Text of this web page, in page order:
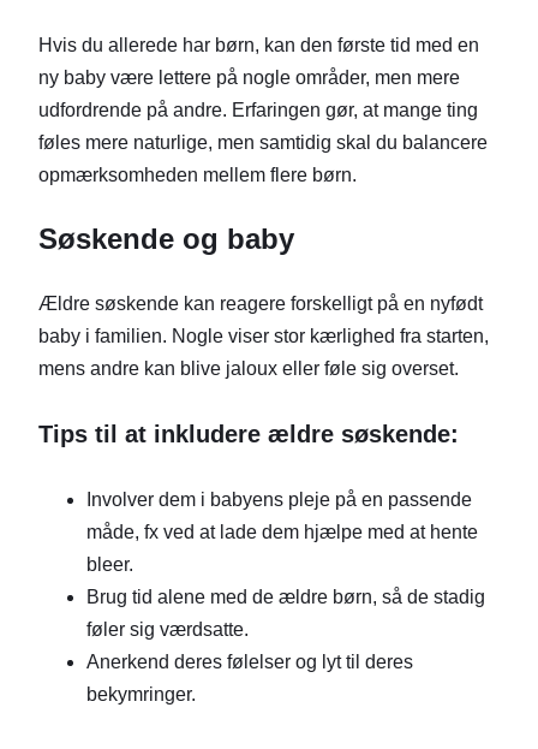
Hvis du allerede har børn, kan den første tid med en
ny baby være lettere på nogle områder, men mere
udfordrende på andre. Erfaringen gør, at mange ting
føles mere naturlige, men samtidig skal du balancere
opmærksomheden mellem flere børn.
Søskende og baby
Ældre søskende kan reagere forskelligt på en nyfødt
baby i familien. Nogle viser stor kærlighed fra starten,
mens andre kan blive jaloux eller føle sig overset.
Tips til at inkludere ældre søskende:
Involver dem i babyens pleje på en passende
måde, fx ved at lade dem hjælpe med at hente
bleer.
Brug tid alene med de ældre børn, så de stadig
føler sig værdsatte.
Anerkend deres følelser og lyt til deres
bekymringer.